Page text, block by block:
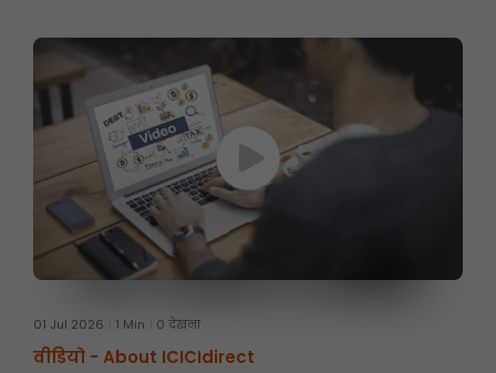
01 Jul 2026 1 Min 0 देखना
वीडियो - About ICICIdirect